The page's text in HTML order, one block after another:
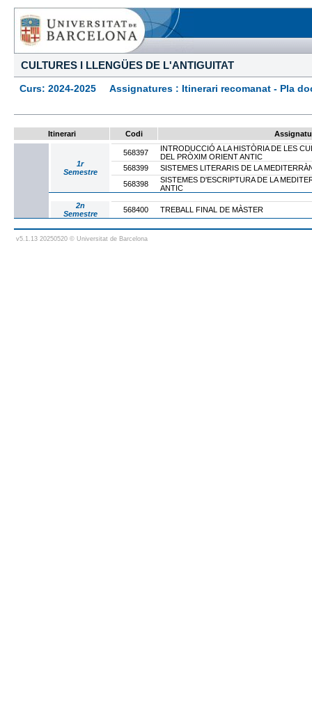
CULTURES I LLENGÜES DE L'ANTIGUITAT
Curs: 2024-2025 Assignatures : Itinerari recomanat - Pla
Itinerari Codi
1r
Semestre
568397
INTRODUCCIÓ A LA HISTÒRIA DE LES
DEL PRÒXIM ORIENT ANTIC
568399
SISTEMES LITERARIS DE LA
568398
SISTEMES D'ESCRIPTURA DE LA
ANTIC
2n
Semestre
568400 TREBALL FINAL DE MÀSTER
v5.1.13 20250520 © Universitat de Barcelona